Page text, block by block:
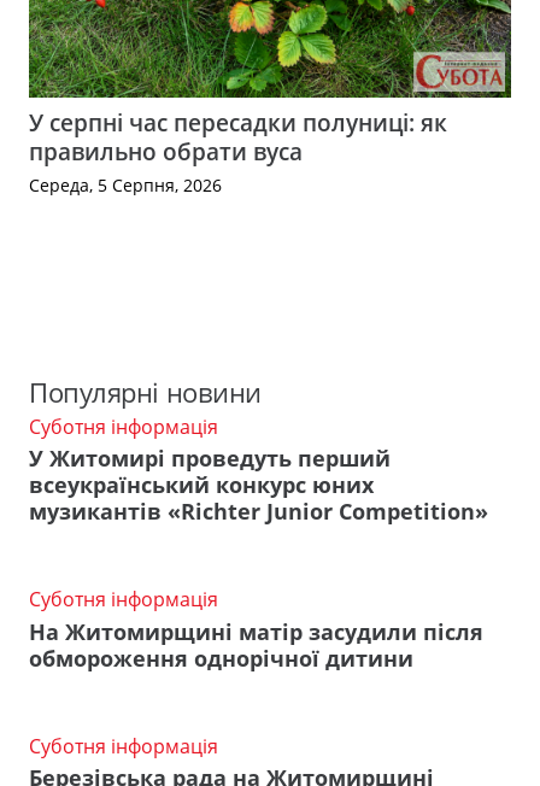
У серпні час пересадки полуниці: як
правильно обрати вуса
Середа, 5 Серпня, 2026
Популярні новини
Суботня інформація
У Житомирі проведуть перший
всеукраїнський конкурс юних
музикантів «Richter Junior Competition»
Суботня інформація
На Житомирщині матір засудили після
обмороження однорічної дитини
Суботня інформація
Березівська рада на Житомирщині